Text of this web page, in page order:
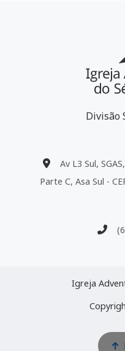
Divisão
Av L3 Sul,
Parte C, Asa Sul -
Igreja